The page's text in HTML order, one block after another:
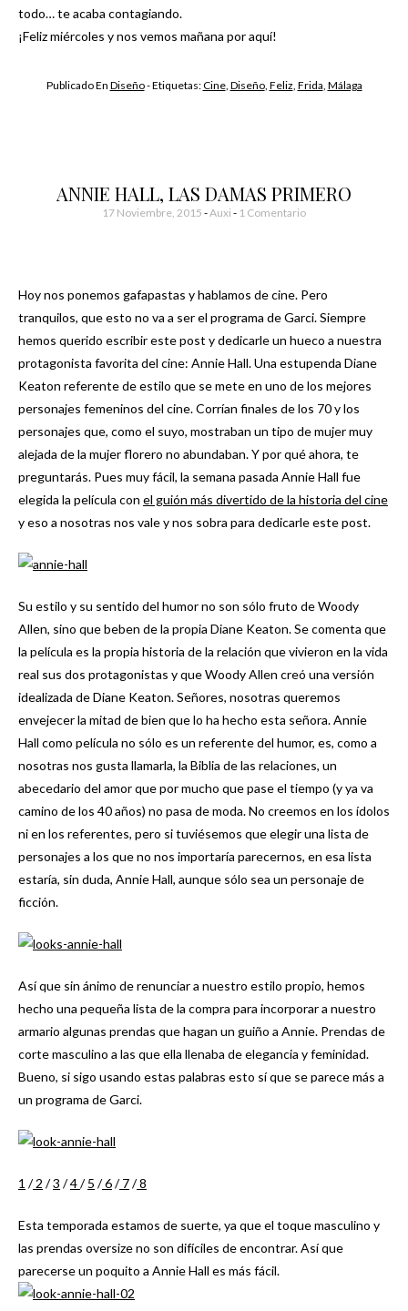
todo… te acaba contagiando.
¡Feliz miércoles y nos vemos mañana por aquí!
Publicado En Diseño- Etiquetas:Cine, Diseño, Feliz, Frida, Málaga
ANNIE HALL, LAS DAMAS PRIMERO
17 Noviembre, 2015 -Auxi 1 Comentario
Hoy nos ponemos gafapastas y hablamos de cine. Pero
tranquilos, que esto no va a ser el programa de Garci. Siempre
hemos querido escribir este post y dedicarle un hueco a nuestra
protagonista favorita del cine: Annie Hall. Una estupenda Diane
Keaton referente de estilo que se mete en uno de los mejores
personajes femeninos del cine. Corrían finales de los 70 y los
personajes que, como el suyo, mostraban un tipo de mujer muy
alejada de la mujer florero no abundaban. Y por qué ahora, te
preguntarás. Pues muy fácil, la semana pasada Annie Hall fue
elegida la película con el guión más divertido de la historia del cine
y eso a nosotras nos vale y nos sobra para dedicarle este post.
Su estilo y su sentido del humor no son sólo fruto de Woody
Allen, sino que beben de la propia Diane Keaton. Se comenta que
la película es la propia historia de la relación que vivieron en la vida
real sus dos protagonistas y que Woody Allen creó una versión
idealizada de Diane Keaton. Señores, nosotras queremos
envejecer la mitad de bien que lo ha hecho esta señora. Annie
Hall como película no sólo es un referente del humor, es, como a
nosotras nos gusta llamarla, la Biblia de las relaciones, un
abecedario del amor que por mucho que pase el tiempo (y ya va
camino de los 40 años) no pasa de moda. No creemos en los ídolos
ni en los referentes, pero si tuviésemos que elegir una lista de
personajes a los que no nos importaría parecernos, en esa lista
estaría, sin duda, Annie Hall, aunque sólo sea un personaje de
ficción.
Así que sin ánimo de renunciar a nuestro estilo propio, hemos
hecho una pequeña lista de la compra para incorporar a nuestro
armario algunas prendas que hagan un guiño a Annie. Prendas de
corte masculino a las que ella llenaba de elegancia y feminidad.
Bueno, si sigo usando estas palabras esto sí que se parece más a
un programa de Garci.
1 /2 /3 /4/5 /6/7/8
Esta temporada estamos de suerte, ya que el toque masculino y
las prendas oversize no son difíciles de encontrar. Así que
parecerse un poquito a Annie Hall es más fácil.